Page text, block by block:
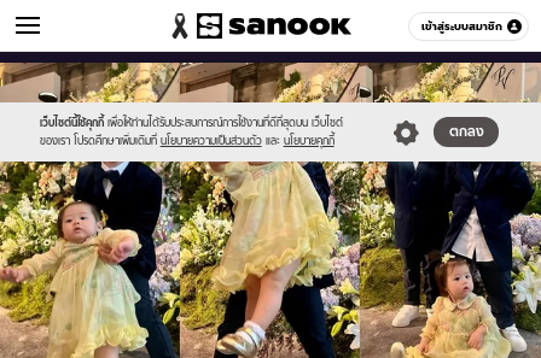
เข้าสู่ระบบสมาชิก
ข่าวบันเทิง หมวดอื่นๆ
เว็บไซต์นี้ใช้คุกกี้ เพื่อให้ท่านได้รับประสบการณ์การใช้งานที่ดีที่สุดบน เว็บไซต์
ของเรา โปรดศึกษาเพิ่มเติมที่ นโยบายความเป็นส่วนตัว และ นโยบายคุกกี้
ตกลง
Sanook
//s.isanook.com/sr/0/images/logo-
new-
sanook.png
600
60
//s.isanook.com/ns/0/ud/1739/8697338/page.jpg